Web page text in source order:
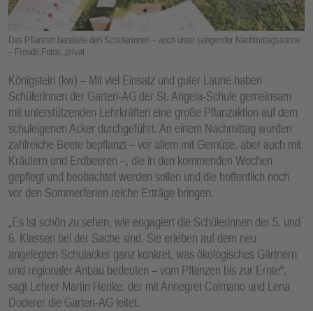
Das Pflanzen bereitete den Schülerinnen – auch unter sengender Nachmittagssonne
– Freude.Fotos: privat
Königstein (kw) – Mit viel Einsatz und guter Laune haben
Schülerinnen der Garten-AG der St. Angela-Schule gemeinsam
mit unterstützenden Lehrkräften eine große Pflanzaktion auf dem
schuleigenen Acker durchgeführt. An einem Nachmittag wurden
zahlreiche Beete bepflanzt – vor allem mit Gemüse, aber auch mit
Kräutern und Erdbeeren –, die in den kommenden Wochen
gepflegt und beobachtet werden sollen und die hoffentlich noch
vor den Sommerferien reiche Erträge bringen.
„Es ist schön zu sehen, wie engagiert die Schülerinnen der 5. und
6. Klassen bei der Sache sind. Sie erleben auf dem neu
angelegten Schulacker ganz konkret, was ökologisches Gärtnern
und regionaler Anbau bedeuten – vom Pflanzen bis zur Ernte“,
sagt Lehrer Martin Henke, der mit Annegret Calmano und Lena
Doderer die Garten-AG leitet.